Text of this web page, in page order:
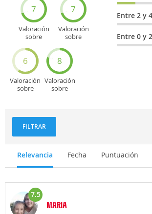
7
Valoración
sobre
7
Valoración
sobre
turísticos
6
Valoración
sobre
8
Valoración
sobre
Entre 2 y
Entre 0 y
FILTRAR
Relevancia Fecha Puntuación
7.5
MARIA